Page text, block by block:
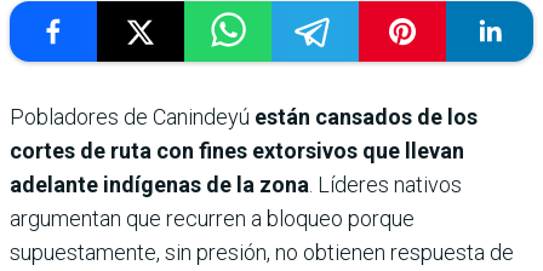
Pobladores de Canindeyú están cansados de los
cortes de ruta con fines extorsivos que llevan
adelante indígenas de la zona . Líderes nativos
argumentan que recurren a bloqueo porque
supuestamente, sin presión, no obtienen respuesta de